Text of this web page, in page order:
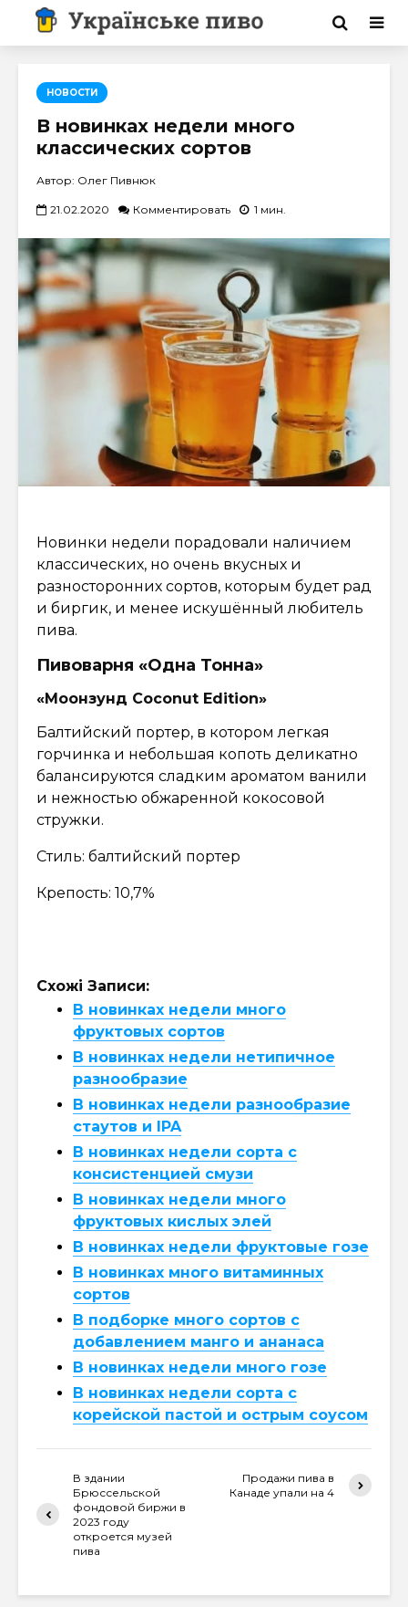
НОВОСТИ
В новинках недели много
классических сортов
Автор: Олег Пивнюк
21.02.2020 Комментировать 1 мин.
Новинки недели порадовали наличием
классических, но очень вкусных и
разносторонних сортов, которым будет рад
и биргик, и менее искушённый любитель
пива.
Пивоварня «Одна Тонна»
«Моонзунд Coconut Edition»
Балтийский портер, в котором легкая
горчинка и небольшая копоть деликатно
балансируются сладким ароматом ванили
и нежностью обжаренной кокосовой
стружки.
Стиль: балтийский портер
Крепость: 10,7%
Схожі Записи:
В новинках недели много
фруктовых сортов
В новинках недели нетипичное
разнообразие
В новинках недели разнообразие
стаутов и IPA
В новинках недели сорта с
консистенцией смузи
В новинках недели много
фруктовых кислых элей
В новинках недели фруктовые гозе
В новинках много витаминных
сортов
В подборке много сортов с
добавлением манго и ананаса
В новинках недели много гозе
В новинках недели сорта с
корейской пастой и острым соусом
В здании
Брюссельской
фондовой биржи в
2023 году
откроется музей
пива
Продажи пива в
Канаде упали на 4